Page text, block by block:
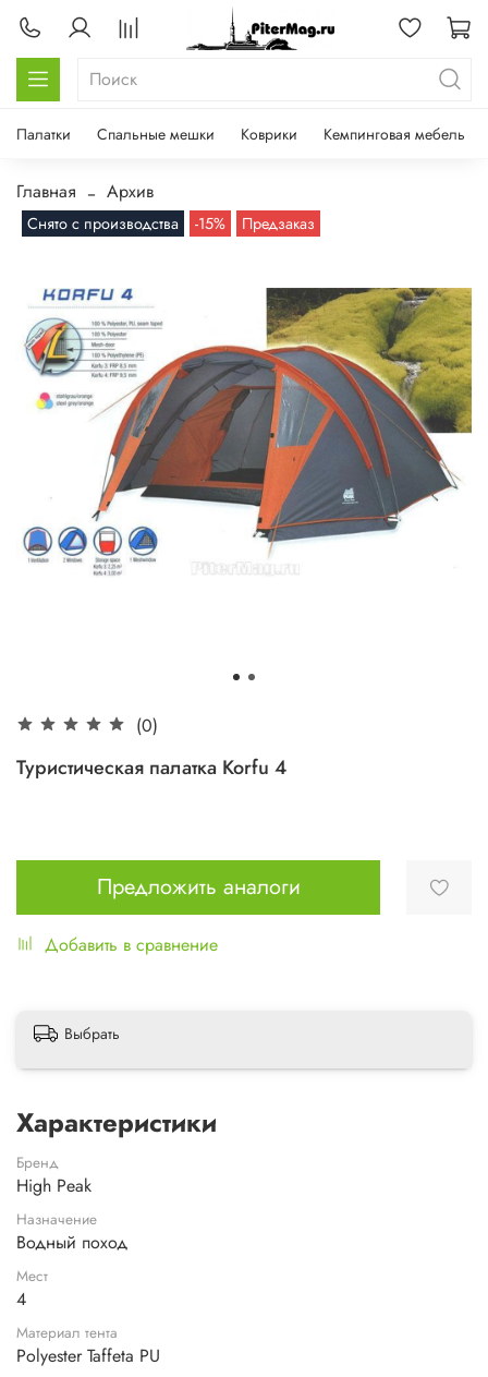
Палатки Спальные мешки Коврики Кемпинговая мебель
Главная Архив
Снято с производства -15% Предзаказ
(0)
Туристическая палатка Korfu 4
Предложить аналоги
Добавить в сравнение
Выбрать
Характеристики
Бренд
High Peak
Назначение
Водный поход
Мест
4
Материал тента
Polyester Taffeta PU